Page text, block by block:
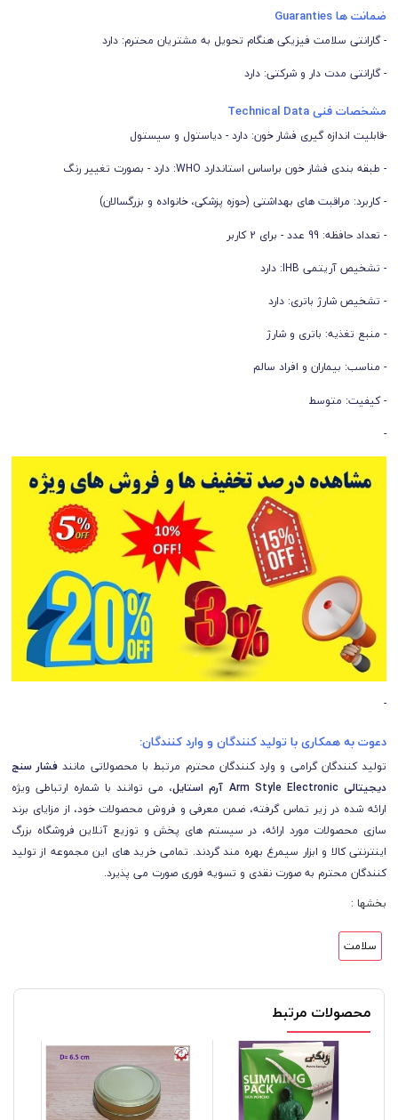
ضمانت ها Guaranties
- گارانتی سلامت فیزیکی هنگام تحویل به مشتریان محترم: دارد
- گارانتی مدت دار و شرکتی: دارد
مشخصات فنی Technical Data
-قابلیت اندازه گیری فشار خون: دارد - دیاستول و سیستول
- طبقه بندی فشار خون براساس استاندارد WHO: دارد - بصورت تغییر رنگ
- کاربرد: مراقبت های بهداشتی (حوزه پزشکی، خانواده و بزرگسالان)
- تعداد حافظه: 99 عدد - برای 2 کاربر
- تشخیص آریتمی IHB: دارد
- تشخیص شارژ باتری: دارد
- منبع تغذیه: باتری و شارژ
- مناسب: بیماران و افراد سالم
- کیفیت: متوسط
-
-
دعوت به همکاری با تولید کنندگان و وارد کنندگان:
تولید کنندگان گرامی و وارد کنندگان محترم مرتبط با محصولاتی مانند فشار سنج
دیجیتالی Arm Style Electronic آرم استایل
، می توانند با شماره ارتباطی ویژه
ارائه شده در زیر تماس گرفته، ضمن معرفی و فروش محصولات خود، از مزایای برند
سازی محصولات مورد ارائه، در سیستم های پخش و توزیع آنلاین فروشگاه بزرگ
اینترنتی کالا و ابزار سیمرغ بهره مند گردند. تمامی خرید های این مجموعه از تولید
کنندگان محترم به صورت نقدی و تسویه فوری صورت می پذیرد.
بخشها :
سلامت
محصولات مرتبط